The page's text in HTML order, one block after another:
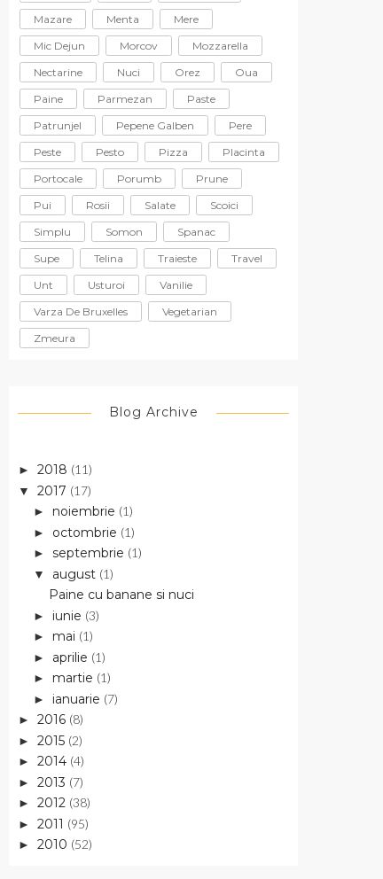
Mazare
Menta
Mere
Mic Dejun
Morcov
Mozzarella
Nectarine
Nuci Orez
Oua
Paine
Parmezan
Paste
Patrunjel
Pepene Galben
Pere
Peste
Pesto Pizza
Placinta
Portocale
Porumb
Prune
Pui
Rosii Salate
Scoici
Simplu
Somon
Spanac
Supe
Telina Traieste
Travel
Unt
Usturoi
Vanilie
Varza De Bruxelles
Vegetarian
Zmeura
Blog Archive
► 2018 (11)
▼ 2017 (17)
► noiembrie (1)
► octombrie (1)
► septembrie (1)
▼ august (1)
Paine cu banane si nuci
► iunie (3)
► mai (1)
► aprilie (1)
► martie (1)
► ianuarie (7)
► 2016 (8)
► 2015 (2)
► 2014 (4)
► 2013 (7)
► 2012 (38)
► 2011 (95)
► 2010 (52)